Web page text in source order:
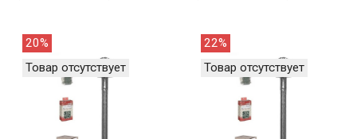
20%
Товар отсутствует
22%
Товар отсутствует